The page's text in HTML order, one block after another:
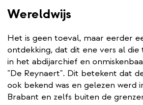
Wereldwijs
Het is geen toeval, maar eerder
ontdekking, dat dit ene vers al
in het abdijarchief en
"De Reynaert". Dit betekent dat
ook bekend was en gelezen werd
Brabant en zelfs buiten de